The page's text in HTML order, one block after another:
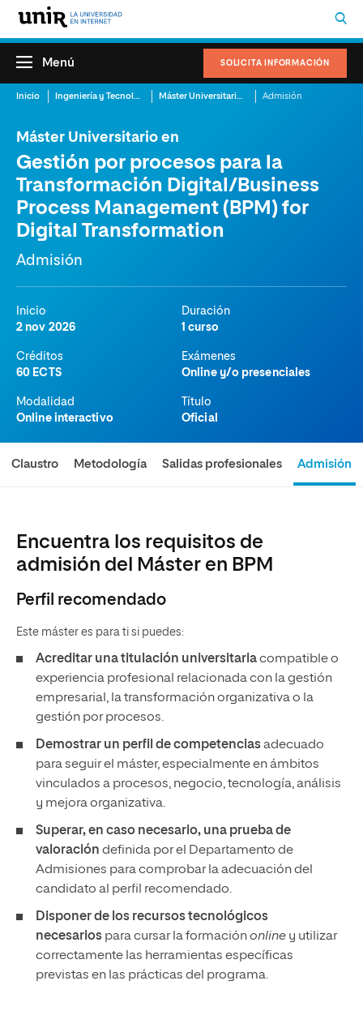
SOLICITA INFORMACIÓN
Menú
Inicio Ingeniería y Tecnología Máster Universitario en Gestión por procesos para la Transformación Digital/Business Process Management (BPM) for Digital Transformation Admisión
Máster Universitario en
Gestión por procesos para la
Transformación Digital/Business
Process Management (BPM) for
Digital Transformation
Admisión
Inicio
2 nov 2026
Duración
1 curso
Créditos
60 ECTS
Exámenes
Online y/o presenciales
Modalidad
Online interactivo
Título
Oficial
Claustro Metodología Salidas profesionales Admisión
Encuentra los requisitos de
admisión del Máster en BPM
Perfil recomendado
Este máster es para ti si puedes:
Acreditar una titulación universitariacompatible o
experiencia profesional relacionada con la gestión
empresarial, la transformación organizativa o la
gestión por procesos.
Demostrar un perfil de competenciasadecuado
para seguir el máster, especialmente en ámbitos
vinculados a procesos, negocio, tecnología, análisis
y mejora organizativa.
Superar, en caso necesario, una prueba de
valoración definida por el Departamento de
Admisiones para comprobar la adecuación del
candidato al perfil recomendado.
Disponer de los recursos tecnológicos
necesarios para cursar la formaciónonline y utilizar
correctamente las herramientas específicas
previstas en las prácticas del programa.